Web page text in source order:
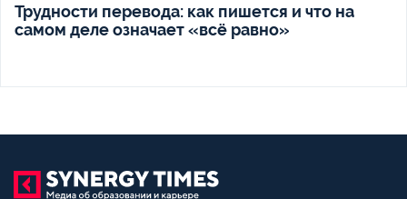
Трудности перевода: как пишется и что на
самом деле означает «всё равно»